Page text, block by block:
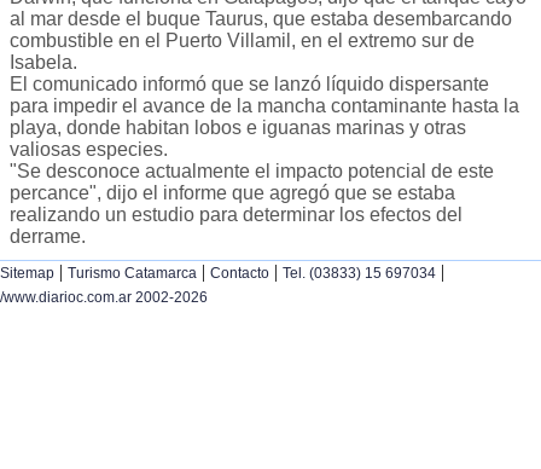
al mar desde el buque Taurus, que estaba desembarcando
combustible en el Puerto Villamil, en el extremo sur de
Isabela.
El comunicado informó que se lanzó líquido dispersante
para impedir el avance de la mancha contaminante hasta la
playa, donde habitan lobos e iguanas marinas y otras
valiosas especies.
"Se desconoce actualmente el impacto potencial de este
percance", dijo el informe que agregó que se estaba
realizando un estudio para determinar los efectos del
derrame.
Sitemap | Turismo Catamarca | Contacto | Tel. (03833) 15 697034 |
/www.diarioc.com.ar 2002-2026